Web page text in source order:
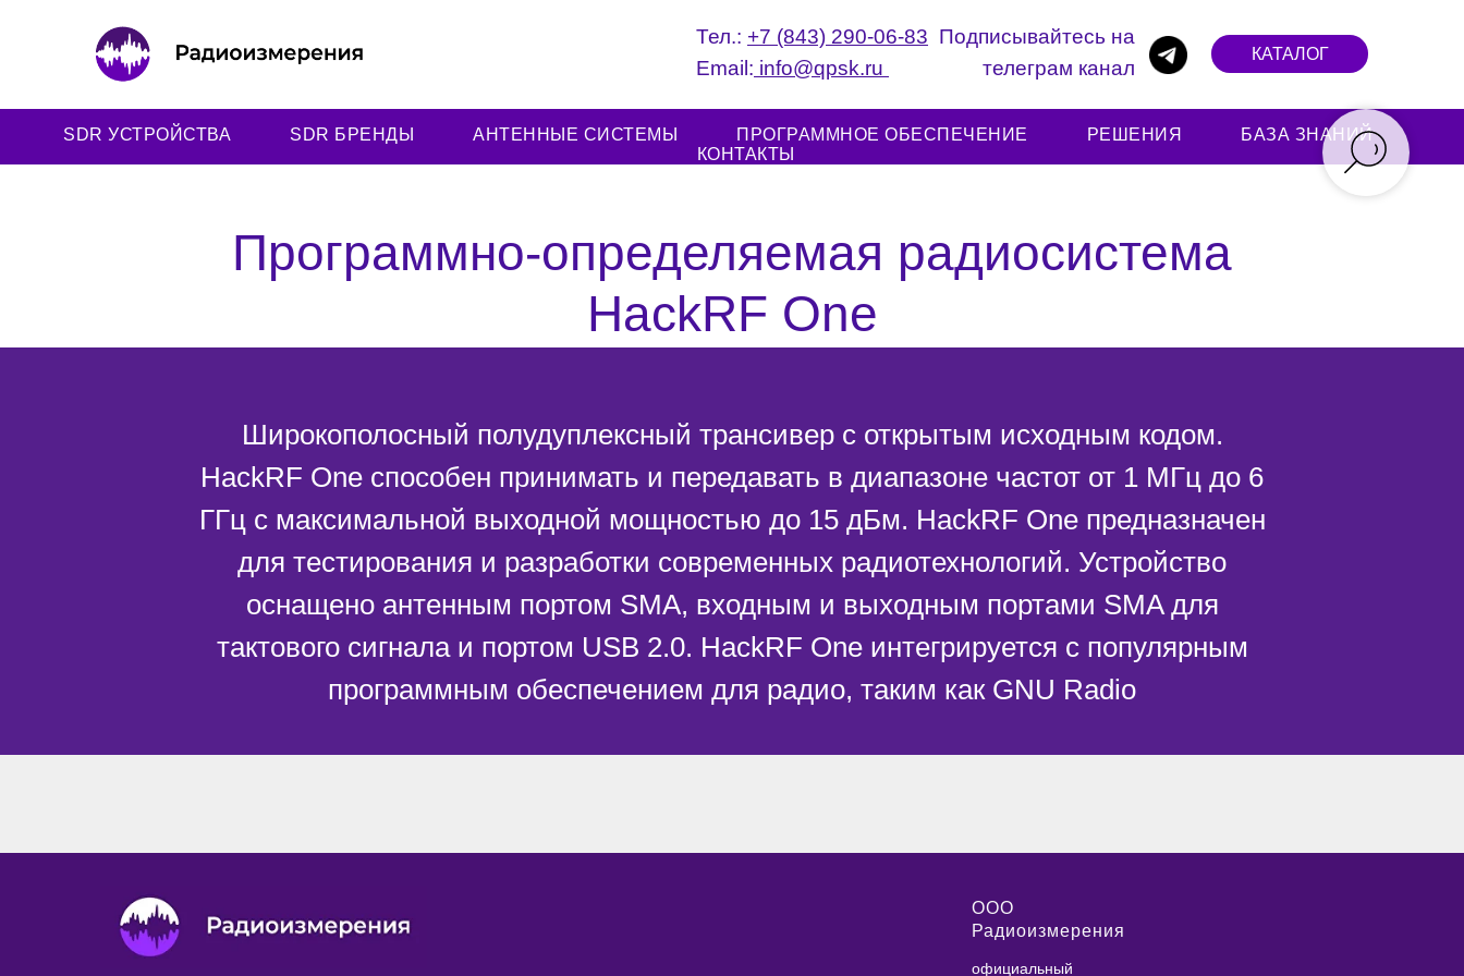
Подписывайтесь на
телеграм канал
Тел.: +7 (843) 290-06-83
Email: info@qpsk.ru ‌‌‍‍‌‌‍‍
КАТАЛОГ
SDR УСТРОЙСТВА SDR БРЕНДЫ АНТЕННЫЕ СИСТЕМЫ ПРОГРАММНОЕ ОБЕСПЕЧЕНИЕ РЕШЕНИЯ
БАЗА ЗНАНИЙ
КОНТАКТЫ
Программно-определяемая радиосистема
HackRF One
Широкополосный полудуплексный трансивер с открытым исходным кодом.
HackRF One способен принимать и передавать в диапазоне частот от 1 МГц до 6
ГГц с максимальной выходной мощностью до 15 дБм. HackRF One предназначен
для тестирования и разработки современных радиотехнологий. Устройство
оснащено антенным портом SMA, входным и выходным портами SMA для
тактового сигнала и портом USB 2.0. HackRF One интегрируется с популярным
программным обеспечением для радио, таким как GNU Radio
ООО
Радиоизмерения
официальный